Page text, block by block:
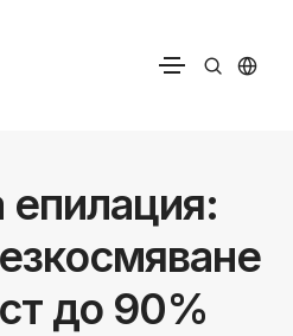
епилация:
до 90%